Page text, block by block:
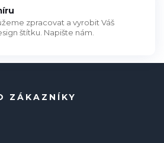
zpracovat a vyrobit Váš
štítku. Napište nám.
ZÁKAZNÍKY